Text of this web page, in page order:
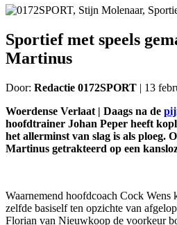
Sportief met speels
Martinus
Door: Redactie 0172SPORT | 13
Woerdense Verlaat | Daags na de
hoofdtrainer Johan Peper heeft
het allerminst van slag is als ploeg.
Martinus getrakteerd op een
Waarnemend hoofdcoach Cock Wens
zelfde basiself ten opzichte van
Florian van Nieuwkoop de voorkeur